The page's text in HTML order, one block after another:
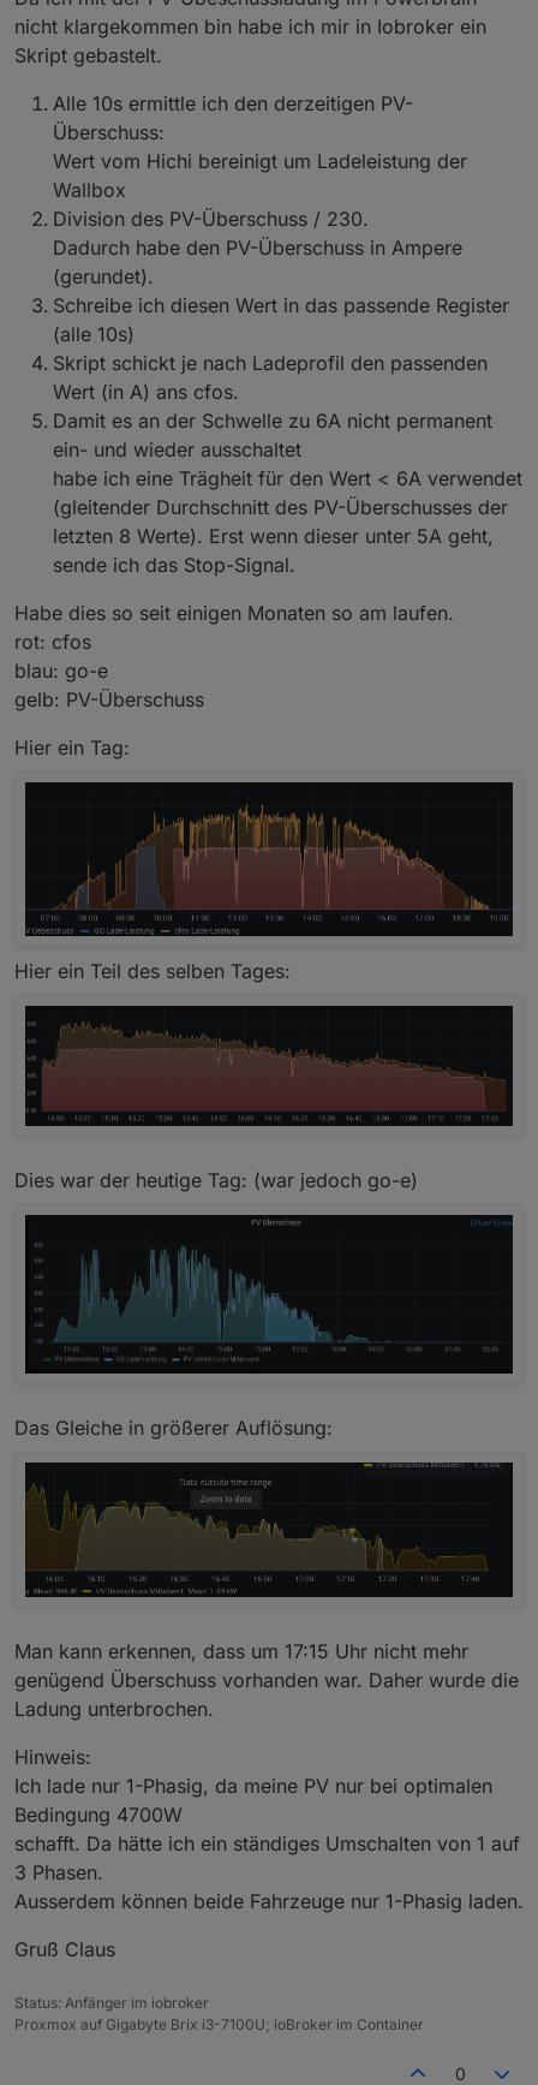
nicht klargekommen bin habe ich mir in Iobroker ein
Skript gebastelt.
Alle 10s ermittle ich den derzeitigen PV-
Überschuss:
Wert vom Hichi bereinigt um Ladeleistung der
Wallbox
Division des PV-Überschuss / 230.
Dadurch habe den PV-Überschuss in Ampere
(gerundet).
Schreibe ich diesen Wert in das passende Register
(alle 10s)
Skript schickt je nach Ladeprofil den passenden
Wert (in A) ans cfos.
Damit es an der Schwelle zu 6A nicht permanent
ein- und wieder ausschaltet
habe ich eine Trägheit für den Wert < 6A verwendet
(gleitender Durchschnitt des PV-Überschusses der
letzten 8 Werte). Erst wenn dieser unter 5A geht,
sende ich das Stop-Signal.
Habe dies so seit einigen Monaten so am laufen.
rot: cfos
blau: go-e
gelb: PV-Überschuss
Hier ein Tag:
Hier ein Teil des selben Tages:
Dies war der heutige Tag: (war jedoch go-e)
Das Gleiche in größerer Auflösung:
Man kann erkennen, dass um 17:15 Uhr nicht mehr
genügend Überschuss vorhanden war. Daher wurde die
Ladung unterbrochen.
Hinweis:
Ich lade nur 1-Phasig, da meine PV nur bei optimalen
Bedingung 4700W
schafft. Da hätte ich ein ständiges Umschalten von 1 auf
3 Phasen.
Ausserdem können beide Fahrzeuge nur 1-Phasig laden.
Gruß Claus
Status: Anfänger im iobroker
Proxmox auf Gigabyte Brix i3-7100U; ioBroker im Container
0